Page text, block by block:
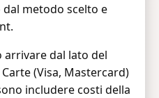
metodo scelto e
arrivare dal lato del
(Visa, Mastercard)
includere costi della